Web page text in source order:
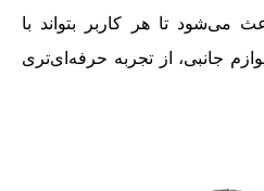
می‌شود تا هر کاربر بتواند با
جانبی، از تجربه‌ حرفه‌ای‌تری